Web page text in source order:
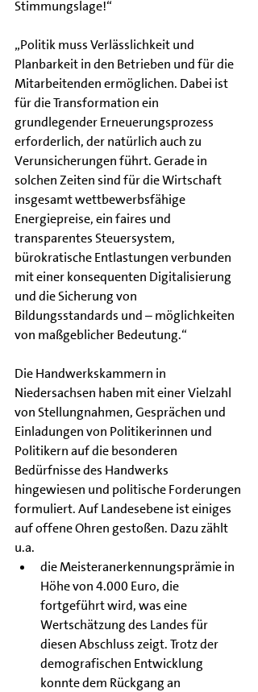
Stimmungslage!“
„Politik muss Verlässlichkeit und
Planbarkeit in den Betrieben und für die
Mitarbeitenden ermöglichen. Dabei ist
für die Transformation ein
grundlegender Erneuerungsprozess
erforderlich, der natürlich auch zu
Verunsicherungen führt. Gerade in
solchen Zeiten sind für die Wirtschaft
insgesamt wettbewerbsfähige
Energiepreise, ein faires und
transparentes Steuersystem,
bürokratische Entlastungen verbunden
mit einer konsequenten Digitalisierung
und die Sicherung von
Bildungsstandards und – möglichkeiten
von maßgeblicher Bedeutung.“
Die Handwerkskammern in
Niedersachsen haben mit einer Vielzahl
von Stellungnahmen, Gesprächen und
Einladungen von Politikerinnen und
Politikern auf die besonderen
Bedürfnisse des Handwerks
hingewiesen und politische Forderungen
formuliert. Auf Landesebene ist einiges
auf offene Ohren gestoßen. Dazu zählt
u.a.
die Meisteranerkennungsprämie in
Höhe von 4.000 Euro, die
fortgeführt wird, was eine
Wertschätzung des Landes für
diesen Abschluss zeigt. Trotz der
demografischen Entwicklung
konnte dem Rückgang an